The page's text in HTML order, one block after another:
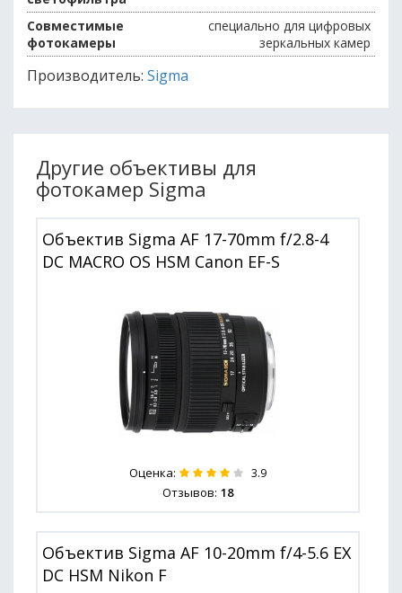
Совместимые
фотокамеры
специально для цифровых
зеркальных камер
Производитель: Sigma
Другие объективы для
фотокамер Sigma
Объектив Sigma AF 17-70mm f/2.8-4
DC MACRO OS HSM Canon EF-S
Оценка: 3.9
Отзывов: 18
Объектив Sigma AF 10-20mm f/4-5.6 EX
DC HSM Nikon F